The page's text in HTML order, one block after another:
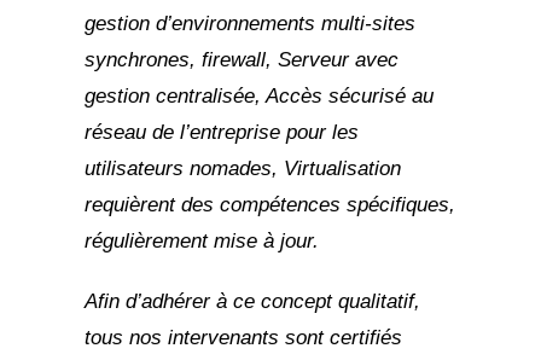
gestion d’environnements multi-sites
synchrones, firewall, Serveur avec
gestion centralisée, Accès sécurisé au
réseau de l’entreprise pour les
utilisateurs nomades, Virtualisation
requièrent des compétences spécifiques,
régulièrement mise à jour.
Afin d’adhérer à ce concept qualitatif,
tous nos intervenants sont certifiés